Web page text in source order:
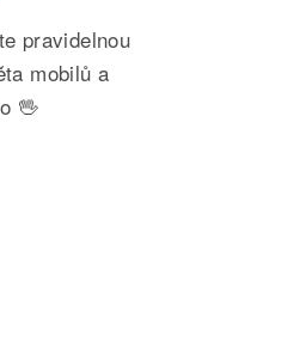
pravidelnou
mobilů a
🖖